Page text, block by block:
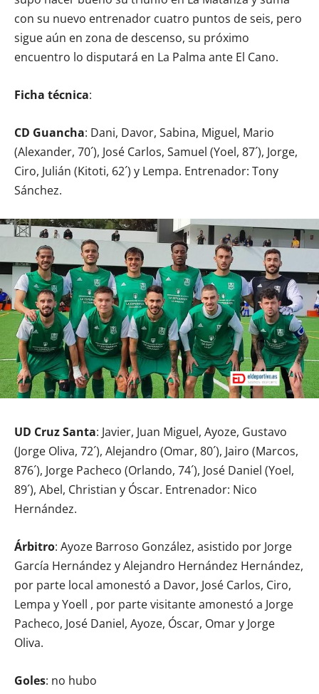
con su nuevo entrenador cuatro puntos de seis, pero
sigue aún en zona de descenso, su próximo
encuentro lo disputará en La Palma ante El Cano.
Ficha técnica:
CD Guancha: Dani, Davor, Sabina, Miguel, Mario
(Alexander, 70´), José Carlos, Samuel (Yoel, 87´), Jorge,
Ciro, Julián (Kitoti, 62´) y Lempa. Entrenador: Tony
Sánchez.
UD Cruz Santa: Javier, Juan Miguel, Ayoze, Gustavo
(Jorge Oliva, 72´), Alejandro (Omar, 80´), Jairo (Marcos,
876´), Jorge Pacheco (Orlando, 74´), José Daniel (Yoel,
89´), Abel, Christian y Óscar. Entrenador: Nico
Hernández.
Árbitro: Ayoze Barroso González, asistido por Jorge
García Hernández y Alejandro Hernández Hernández,
por parte local amonestó a Davor, José Carlos, Ciro,
Lempa y Yoell , por parte visitante amonestó a Jorge
Pacheco, José Daniel, Ayoze, Óscar, Omar y Jorge
Oliva.
Goles: no hubo